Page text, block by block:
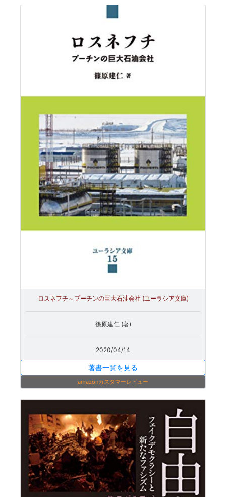
ロスネフチ～プーチンの巨大石油会社 (ユーラシア文庫)
篠原建仁 (著)
2020/04/14
著書一覧を見る
amazonカスタマーレビュー